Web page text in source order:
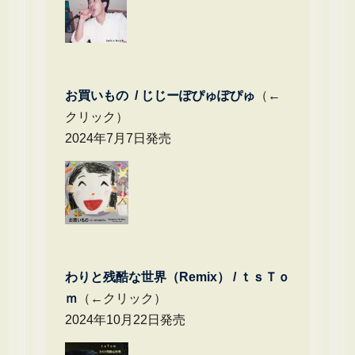
お買いもの / じじーぽぴゅぽぴゅ （←
クリック）
2024年7月7日発売
わりと残酷な世界（Remix） / ｔｓＴｏ
ｍ （←クリック）
2024年10月22日発売